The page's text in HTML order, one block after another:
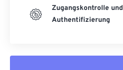
Zugangskontrolle und
Authentifizierung